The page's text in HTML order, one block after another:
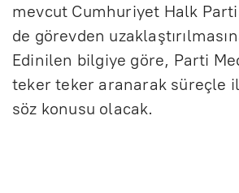
mevcut Cumhuriyet Halk
de görevden
Edinilen bilgiye göre, Parti
teker teker aranarak süreçle
söz konusu olacak.